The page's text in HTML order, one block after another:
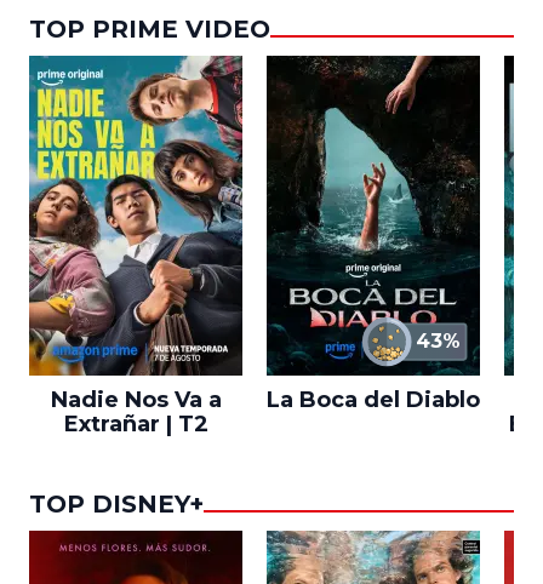
TOP PRIME VIDEO
Nadie Nos Va a
Extrañar | T2
43%
La Boca del Diablo
TOP DISNEY+